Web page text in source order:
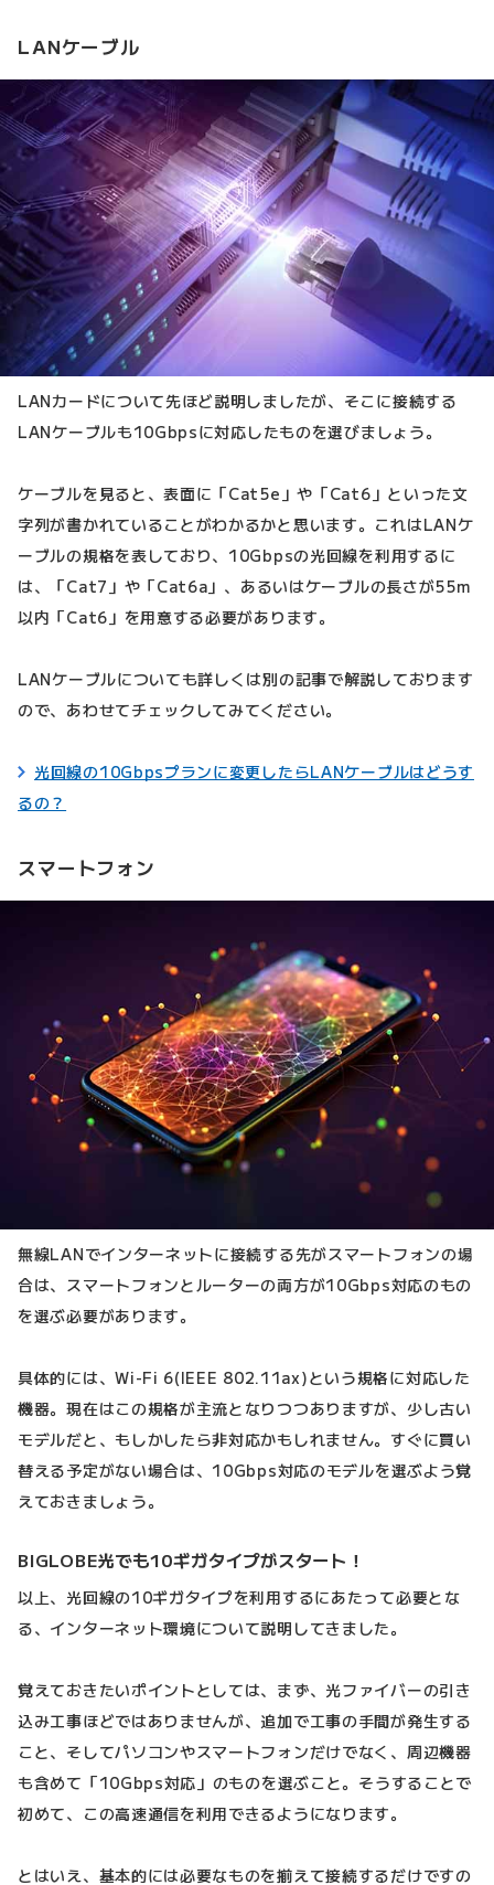
LANケーブル
LANカードについて先ほど説明しましたが、そこに接続する
LANケーブルも10Gbpsに対応したものを選びましょう。
ケーブルを見ると、表面に「Cat5e」や「Cat6」といった文
字列が書かれていることがわかるかと思います。これはLANケ
ーブルの規格を表しており、10Gbpsの光回線を利用するに
は、「Cat7」や「Cat6a」、あるいはケーブルの長さが55m
以内「Cat6」を用意する必要があります。
LANケーブルについても詳しくは別の記事で解説しております
ので、あわせてチェックしてみてください。
光回線の10Gbpsプランに変更したらLANケーブルはどうす
るの？
スマートフォン
無線LANでインターネットに接続する先がスマートフォンの場
合は、スマートフォンとルーターの両方が10Gbps対応のもの
を選ぶ必要があります。
具体的には、Wi-Fi 6(IEEE 802.11ax)という規格に対応した
機器。現在はこの規格が主流となりつつありますが、少し古い
モデルだと、もしかしたら非対応かもしれません。すぐに買い
替える予定がない場合は、10Gbps対応のモデルを選ぶよう覚
えておきましょう。
BIGLOBE光でも10ギガタイプがスタート！
以上、光回線の10ギガタイプを利用するにあたって必要とな
る、インターネット環境について説明してきました。
覚えておきたいポイントとしては、まず、光ファイバーの引き
込み工事ほどではありませんが、追加で工事の手間が発生する
こと、そしてパソコンやスマートフォンだけでなく、周辺機器
も含めて「10Gbps対応」のものを選ぶこと。そうすることで
初めて、この高速通信を利用できるようになります。
とはいえ、基本的には必要なものを揃えて接続するだけですの